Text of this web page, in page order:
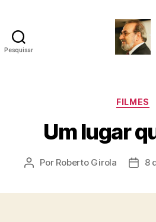
Pesquisar
e
FILMES
Um lugar
Autor
Por Roberto Girola
Data
8